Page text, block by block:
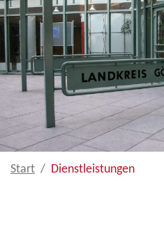
Start Dienstleistungen